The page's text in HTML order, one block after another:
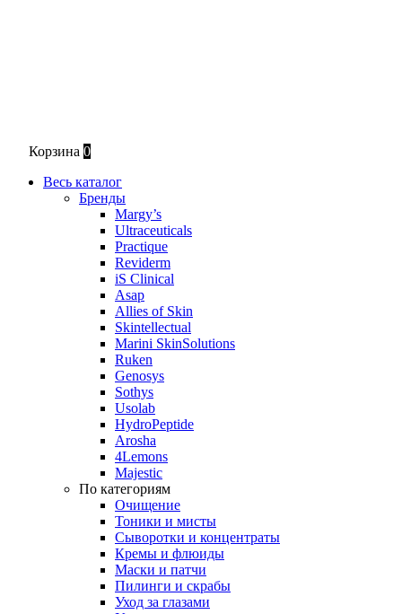
Корзина 0
Весь каталог
Бренды
Margy’s
Ultraceuticals
Practique
Reviderm
iS Clinical
Asap
Allies of Skin
Skintellectual
Marini SkinSolutions
Ruken
Genosys
Sothys
Usolab
HydroPeptide
Arosha
4Lemons
Majestic
По категориям
Очищение
Тоники и мисты
Сыворотки и концентраты
Кремы и флюиды
Маски и патчи
Пилинги и скрабы
Уход за глазами